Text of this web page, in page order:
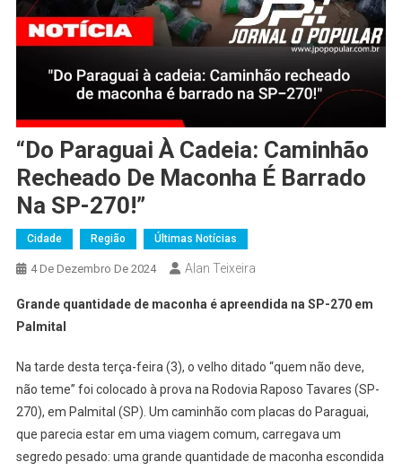
“Do Paraguai À Cadeia: Caminhão
Recheado De Maconha É Barrado
Na SP-270!”
Cidade Região Últimas Notícias
4 De Dezembro De 2024 Alan Teixeira
Grande quantidade de maconha é apreendida na SP-270 em
Palmital
Na tarde desta terça-feira (3), o velho ditado “quem não deve,
não teme” foi colocado à prova na Rodovia Raposo Tavares (SP-
270), em Palmital (SP). Um caminhão com placas do Paraguai,
que parecia estar em uma viagem comum, carregava um
segredo pesado: uma grande quantidade de maconha escondida